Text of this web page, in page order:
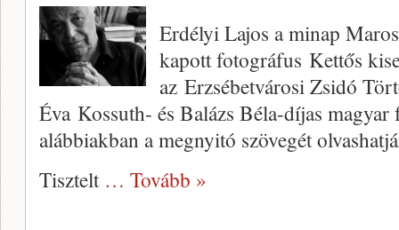
Erdélyi Lajos a minap
kapott fotográfus Kettős
az Erzsébetvárosi Zsidó
Éva Kossuth- és Balázs Béla-díjas
alábbiakban a megnyitó szövegét
Tisztelt … Tovább »